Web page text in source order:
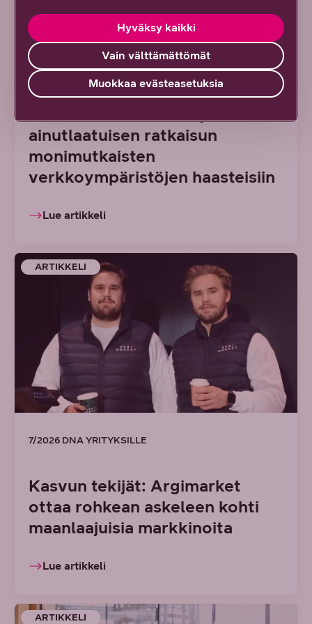
7/2026 DNA YRITYKSILLE
Uusi tapa hallinnoida suuria
lähiverkkoja: DNA Managed
ainutlaatuisen ratkaisun
monimutkaisten
verkkoympäristöjen haasteisiin
Lue artikkeli
ARTIKKELI
7/2026 DNA YRITYKSILLE
Kasvun tekijät: Argimarket
ottaa rohkean askeleen kohti
maanlaajuisia markkinoita
Lue artikkeli
ARTIKKELI
Vain välttämättömät
Hyväksy kaikki
Muokkaa evästeasetuksia